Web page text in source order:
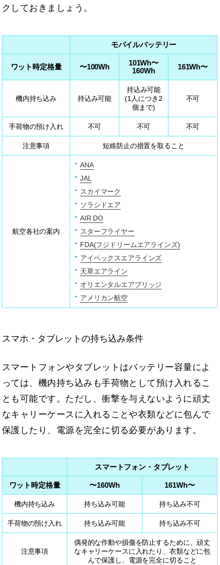
クしておきましょう。
モバイルバッテリー
ワット時定格量 〜100Wh
101Wh〜
160Wh
161Wh〜
機内持ち込み 持込み可能
持込み可能
(1人につき2
個まで)
不可
手荷物の預け入れ 不可 不可 不可
注意事項 短絡防止の措置を取ること
航空各社の案内
ANA
JAL
スカイマーク
ソラシドエア
AIR DO
スターフライヤー
FDA(フジドリームエアラインズ)
アイベックスエアラインズ
天草エアライン
オリエンタルエアブリッジ
アメリカン航空
スマホ・タブレットの持ち込み条件
スマートフォンやタブレットはバッテリー容量によ
っては、機内持ち込みも手荷物として預け入れるこ
とも可能です。ただし、衝撃を与えないように頑丈
なキャリーケースに入れることや衣類などに包んで
保護したり、電源を完全に切る必要があります。
スマートフォン・タブレット
ワット時定格量 〜160Wh 161Wh〜
機内持ち込み 持ち込み可能 持ち込み不可
手荷物の預け入れ 持ち込み可能 持ち込み不可
注意事項
偶発的な作動や損傷を防止するために、頑丈
なキャリーケースに入れたり、衣類などに包
んで保護し、電源を完全に切ること